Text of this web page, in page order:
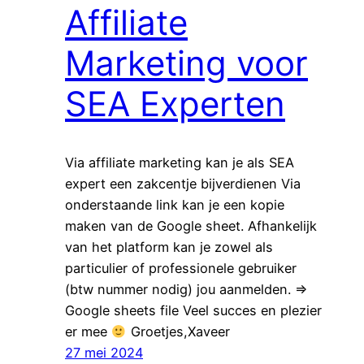
Affiliate
Marketing voor
SEA Experten
Via affiliate marketing kan je als SEA
expert een zakcentje bijverdienen Via
onderstaande link kan je een kopie
maken van de Google sheet. Afhankelijk
van het platform kan je zowel als
particulier of professionele gebruiker
(btw nummer nodig) jou aanmelden. =>
Google sheets file Veel succes en plezier
er mee
Groetjes,Xaveer
27 mei 2024